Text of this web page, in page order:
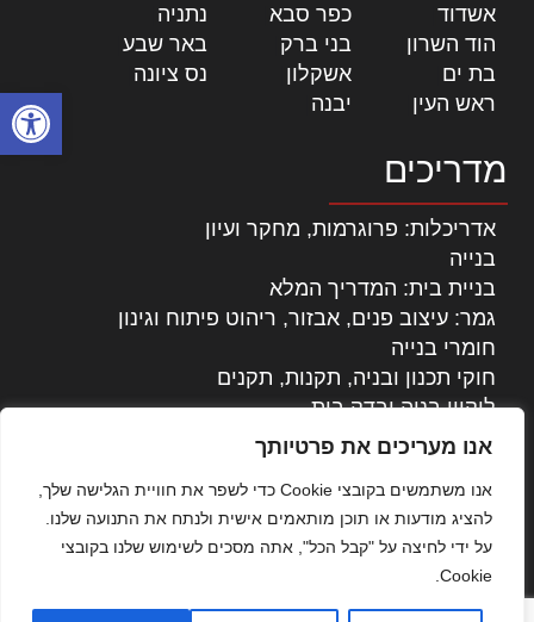
פתח
אנו מעריכים את פרטיותך
אנו משתמשים בקובצי Cookie כדי לשפר את חוויית הגלישה שלך,
להציג מודעות או תוכן מותאמים אישית ולנתח את התנועה שלנו.
על ידי לחיצה על "קבל הכל", אתה מסכים לשימוש שלנו בקובצי
Cookie.
אשדוד
כפר סבא נתניה
הוד השרון
בני ברק באר שבע
בת ים
אשקלון נס ציונה
ראש העין
יבנה
מדריכים
אדריכלות: פרוגרמות, מחקר ועיון
בנייה
בניית בית: המדריך המלא
גמר: עיצוב פנים, אבזור, ריהוט פיתוח וגינון
חומרי בנייה
חוקי תכנון ובניה, תקנות, תקנים
ליקויי בניה ובדק בית
נדל"ן: זכויות, אגרות ועסקאות
עקרונות ניהול אחזקה מתקדמות
צילום אדריכלי
שיווק נדלן
שיטות בניה: מפרטים והמלצות
תוכן שיווקי